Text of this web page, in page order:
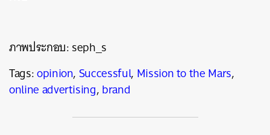
ภาพประกอบ: seph_s
Tags:opinion,Successful, Mission to the Mars,
online advertising,brand